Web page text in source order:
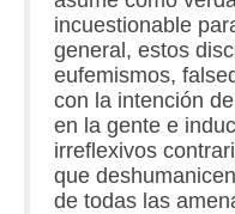
incuestionable
general, estos
eufemismos,
con la intención
en la gente e
irreflexivos
que
de todas las